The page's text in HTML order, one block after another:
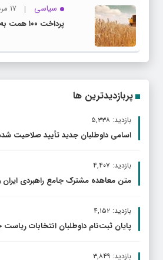
سیاسی
۱۷ مرداد ۱۴۰۵
پرداخت ۱۰۰ همت به گندم‌کاران تا ۲۲ مرداد
پربازدیدترین ها
بازدید: ۵,۳۳۸
اسامی داوطلبان جدید تأیید صلاحیت
بازدید: ۴,۴۰۷
متن معاهده مشترک جامع راهبردی
بازدید: ۴,۱۵۲
پایان ثبت‌نام داوطلبان انتخابات
بازدید: ۳,۸۴۹